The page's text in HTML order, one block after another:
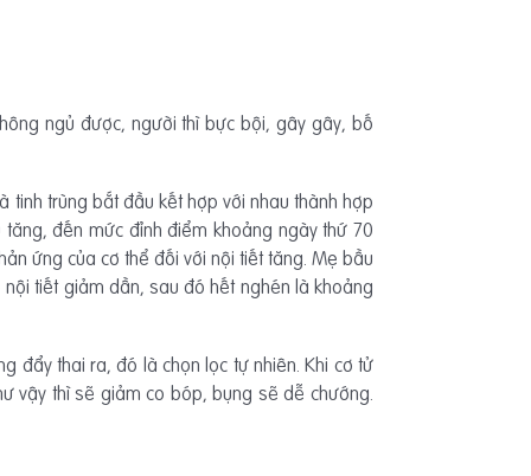
ngủ được, người thì bực bội, gây gây, bố
tinh trùng bắt đầu kết hợp với nhau thành hợp
đến mức đỉnh điểm khoảng ngày thứ 70
ứng của cơ thể đối với nội tiết tăng. Mẹ bầu
tiết giảm dần, sau đó hết nghén là khoảng
đẩy thai ra, đó là chọn lọc tự nhiên. Khi cơ tử
vậy thì sẽ giảm co bóp, bụng sẽ dễ chướng.